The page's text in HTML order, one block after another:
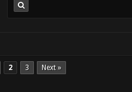
2 3 Next »